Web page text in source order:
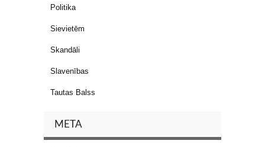
Politika
Sievietēm
Skandāli
Slavenības
Tautas Balss
META